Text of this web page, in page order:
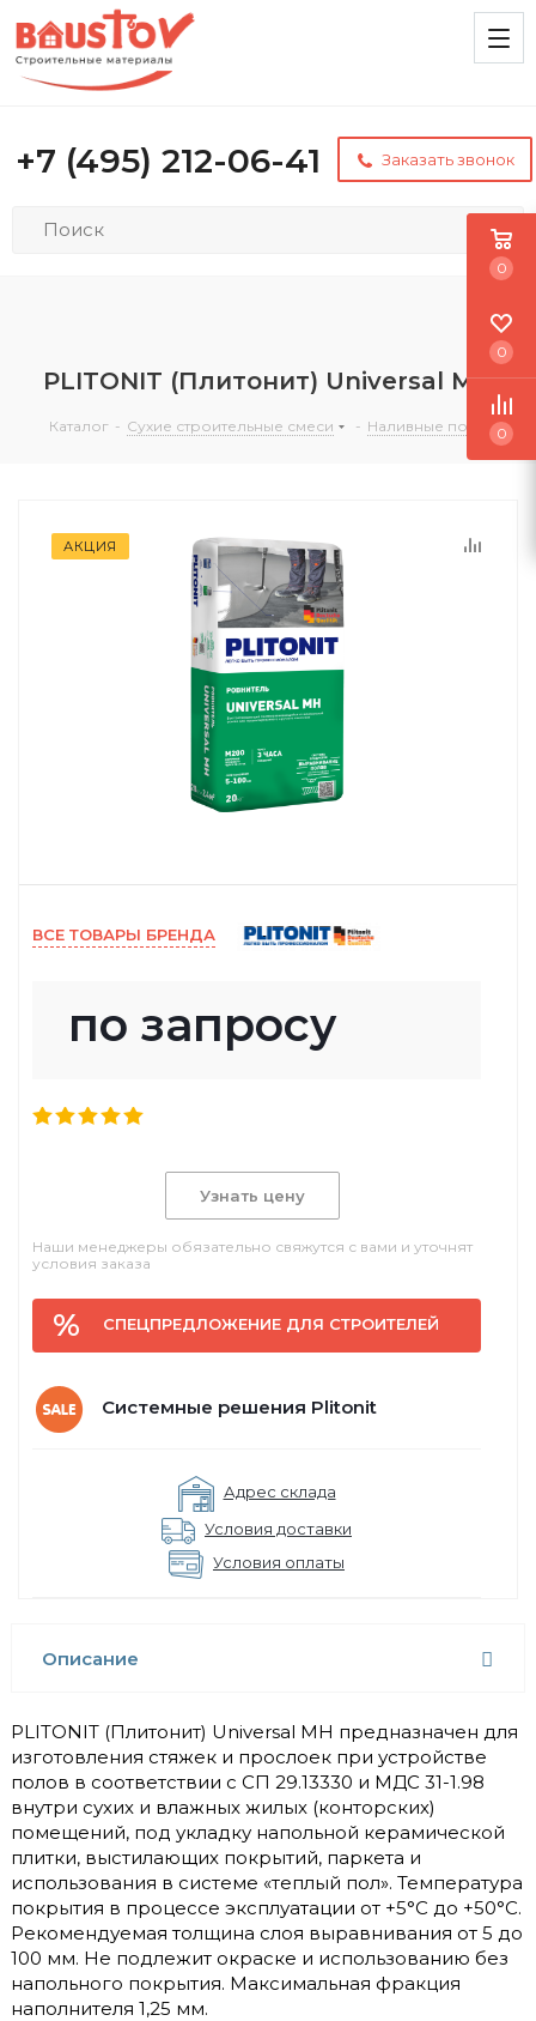
+7 (495) 212-06-41 Заказать звонок
PLITONIT (Плитонит) Universal МН
Каталог - Сухие строительные смеси - Наливные полы
АКЦИЯ
ВСЕ ТОВАРЫ БРЕНДА
по запросу
Узнать цену
Наши менеджеры обязательно свяжутся с вами и уточнят
условия заказа
СПЕЦПРЕДЛОЖЕНИЕ ДЛЯ СТРОИТЕЛЕЙ
Системные решения Plitonit
Адрес склада
Условия доставки
Условия оплаты
Описание
PLITONIT (Плитонит) Universal МН предназначен для
изготовления стяжек и прослоек при устройстве
полов в соответствии с СП 29.13330 и МДС 31-1.98
внутри сухих и влажных жилых (конторских)
помещений, под укладку напольной керамической
плитки, выстилающих покрытий, паркета и
использования в системе «теплый пол». Температура
покрытия в процессе эксплуатации от +5°С до +50°С.
Рекомендуемая толщина слоя выравнивания от 5 до
100 мм. Не подлежит окраске и использованию без
напольного покрытия. Максимальная фракция
наполнителя 1,25 мм.
0
0
0